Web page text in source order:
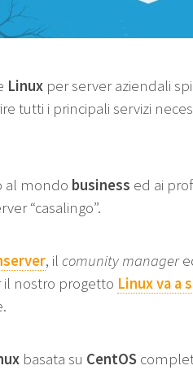
Linux per server aziendali
tutti i principali servizi
al mondo business ed ai
“casalingo”.
, il comunity manager
il nostro progetto Linux va a
basata su CentOS